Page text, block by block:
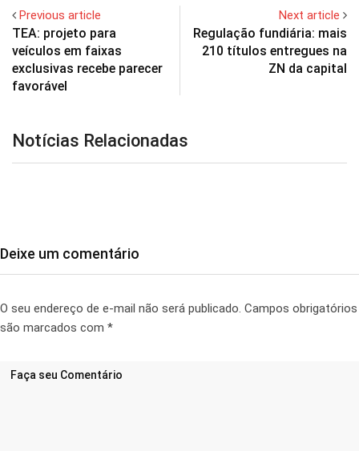
Previous article
TEA: projeto para
veículos em faixas
exclusivas recebe parecer
favorável
Next article
Regulação fundiária: mais
210 títulos entregues na
ZN da capital
Notícias Relacionadas
Deixe um comentário
O seu endereço de e-mail não será publicado. Campos obrigatórios
são marcados com *